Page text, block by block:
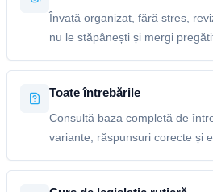
Învață organizat, fără stres,
nu le stăpânești și mergi
Toate întrebările
Consultă baza completă de
variante, răspunsuri corecte și